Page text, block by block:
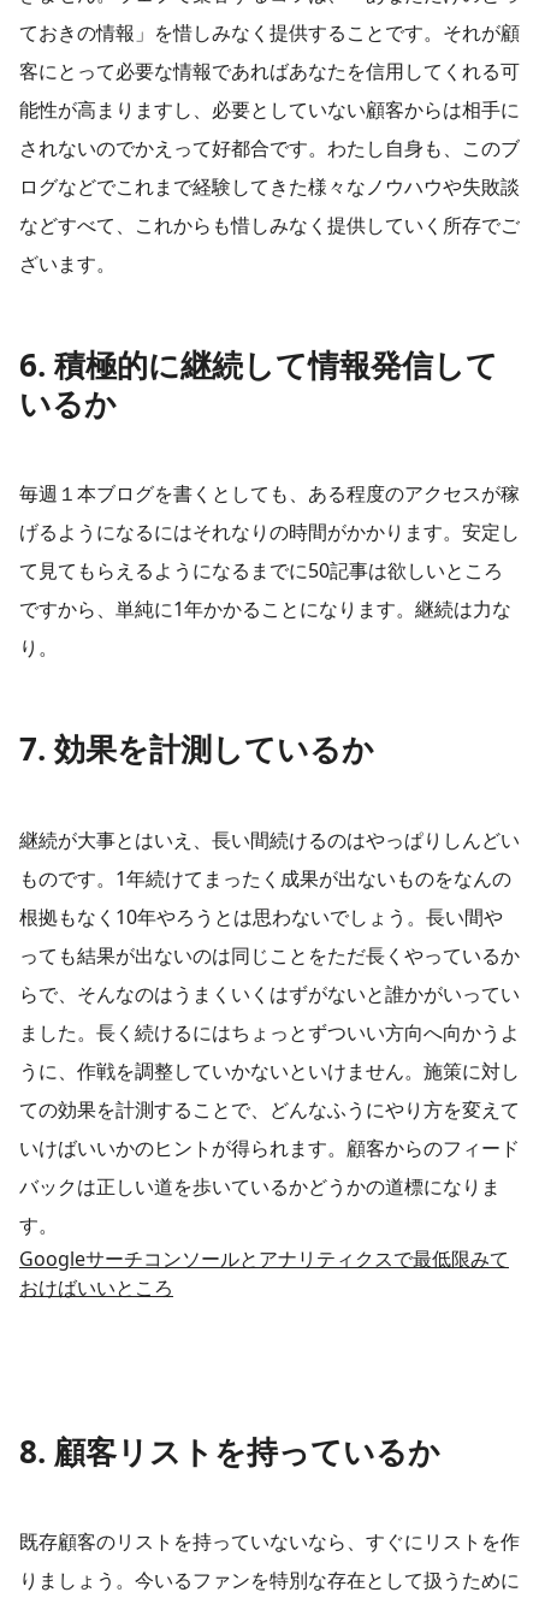
ておきの情報」を惜しみなく提供することです。それが顧
客にとって必要な情報であればあなたを信用してくれる可
能性が高まりますし、必要としていない顧客からは相手に
されないのでかえって好都合です。わたし自身も、このブ
ログなどでこれまで経験してきた様々なノウハウや失敗談
などすべて、これからも惜しみなく提供していく所存でご
ざいます。
6. 積極的に継続して情報発信して
いるか
毎週１本ブログを書くとしても、ある程度のアクセスが稼
げるようになるにはそれなりの時間がかかります。安定し
て見てもらえるようになるまでに50記事は欲しいところ
ですから、単純に1年かかることになります。継続は力な
り。
7. 効果を計測しているか
継続が大事とはいえ、長い間続けるのはやっぱりしんどい
ものです。1年続けてまったく成果が出ないものをなんの
根拠もなく10年やろうとは思わないでしょう。長い間や
っても結果が出ないのは同じことをただ長くやっているか
らで、そんなのはうまくいくはずがないと誰かがいってい
ました。長く続けるにはちょっとずついい方向へ向かうよ
うに、作戦を調整していかないといけません。施策に対し
ての効果を計測することで、どんなふうにやり方を変えて
いけばいいかのヒントが得られます。顧客からのフィード
バックは正しい道を歩いているかどうかの道標になりま
す。​
Googleサーチコンソールとアナリティクスで最低限みて
おけばいいところ
8. 顧客リストを持っているか
既存顧客のリストを持っていないなら、すぐにリストを作
りましょう。今いるファンを特別な存在として扱うために